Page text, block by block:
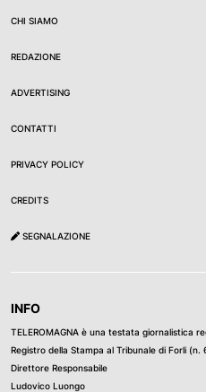
CHI SIAMO
REDAZIONE
ADVERTISING
CONTATTI
PRIVACY POLICY
CREDITS
SEGNALAZIONE
INFO
TELEROMAGNA è una testata giornalistica
Registro della Stampa al Tribunale di Forli (n.
Direttore Responsabile
Ludovico Luongo